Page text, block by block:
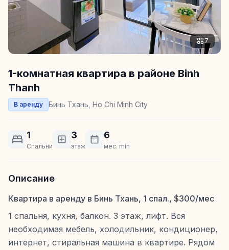
7
1-комнатная квартира в районе Binh
Thanh
В аренду Бинь Тхань, Ho Chi Minh City
1
Спальни
3
этаж
6
мес. min
Описание
Квартира в аренду в Бинь Тхань, 1 спал., $300/мес
1 спальня, кухня, балкон. 3 этаж, лифт. Вся
необходимая мебель, холодильник, кондиционер,
интернет, стиральная машина в квартире. Рядом